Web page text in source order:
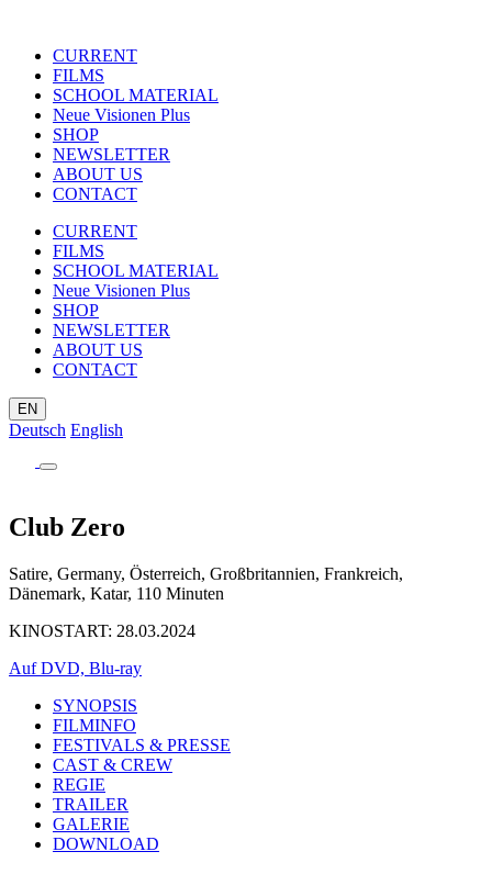
CURRENT
FILMS
SCHOOL MATERIAL
Neue Visionen Plus
SHOP
NEWSLETTER
ABOUT US
CONTACT
CURRENT
FILMS
SCHOOL MATERIAL
Neue Visionen Plus
SHOP
NEWSLETTER
ABOUT US
CONTACT
EN
Deutsch English
Club Zero
Satire, Germany, Österreich, Großbritannien, Frankreich,
Dänemark, Katar, 110 Minuten
KINOSTART: 28.03.2024
Auf DVD, Blu-ray
SYNOPSIS
FILMINFO
FESTIVALS & PRESSE
CAST & CREW
REGIE
TRAILER
GALERIE
DOWNLOAD